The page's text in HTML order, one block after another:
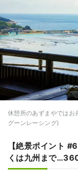
休憩所のあずまやでは
グーンレーシング)
【絶景ポイント
くは九州まで